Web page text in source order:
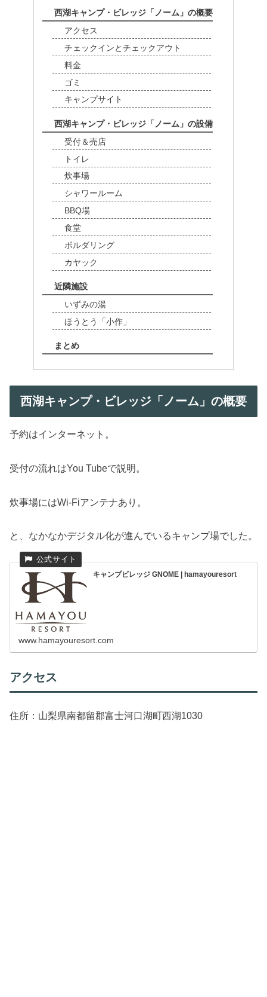
西湖キャンプ・ビレッジ「ノーム」の概要
アクセス
チェックインとチェックアウト
料金
ゴミ
キャンプサイト
西湖キャンプ・ビレッジ「ノーム」の設備
受付＆売店
トイレ
炊事場
シャワールーム
BBQ場
食堂
ボルダリング
カヤック
近隣施設
いずみの湯
ほうとう「小作」
まとめ
西湖キャンプ・ビレッジ「ノーム」の概要
予約はインターネット。
受付の流れはYou Tubeで説明。
炊事場にはWi-Fiアンテナあり。
と、なかなかデジタル化が進んでいるキャンプ場でした。
キャンプビレッジ GNOME | hamayouresort
www.hamayouresort.com
アクセス
住所：山梨県南都留郡富士河口湖町西湖1030